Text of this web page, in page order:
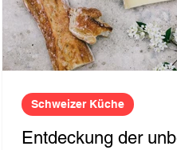
Entdeckung der
Schweizer Küche